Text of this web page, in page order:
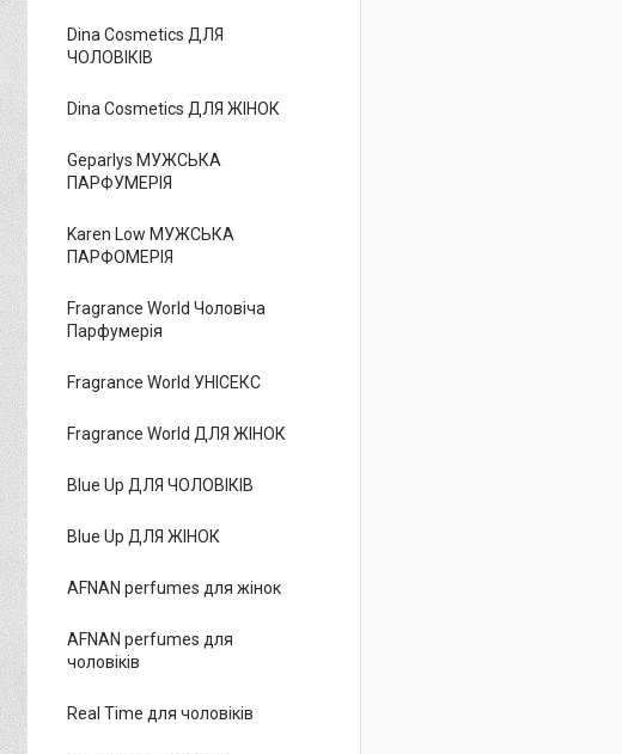
Dina Cosmetics ДЛЯ
ЧОЛОВІКІВ
Dina Cosmetics ДЛЯ ЖІНОК
Geparlys МУЖСЬКА
ПАРФУМЕРІЯ
Karen Low МУЖСЬКА
ПАРФОМЕРІЯ
Fragrance World Чоловіча
Парфумерія
Fragrance World УНІСЕКС
Fragrance World ДЛЯ ЖІНОК
Blue Up ДЛЯ ЧОЛОВІКІВ
Blue Up ДЛЯ ЖІНОК
AFNAN perfumes для жінок
AFNAN perfumes для
чоловіків
Real Time для чоловіків